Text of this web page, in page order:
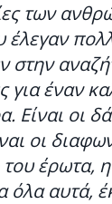
των
για έναν
Είναι οι
οι
έρωτα,
όλα αυτά,